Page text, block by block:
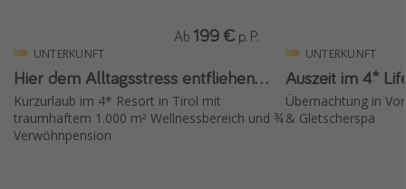
UNTERKUNFT
Hier dem Alltagsstress entfliehen...
Kurzurlaub im 4* Resort in Tirol mit
traumhaftem 1.000 m² Wellnessbereich und ¾
Verwöhnpension
Ab 199 € p. P.
UNTERKUNFT
Auszeit im 4*
Übernachtung in
& Gletscherspa